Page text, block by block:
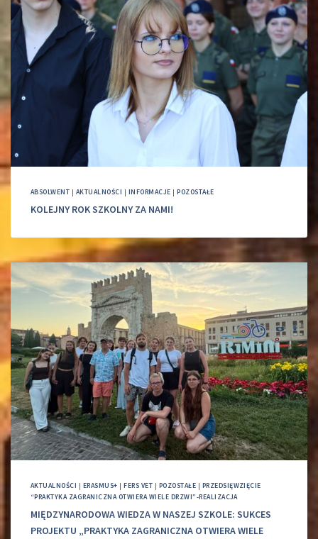
ABSOLWENT | AKTUALNOŚCI | INFORMACJE |POZOSTAŁE
KOLEJNY ROK SZKOLNY ZA NAMI!
AKTUALNOŚCI | ERASMUS+ |FERS VET | POZOSTAŁE | PRZEDSIĘWZIĘCIE
“PRAKTYKA ZAGRANICZNA OTWIERA WIELE DRZWI”-REALIZACJA
MIĘDZYNARODOWA WIEDZA W NASZEJ SZKOLE: SUKCES
PROJEKTU „PRAKTYKA ZAGRANICZNA OTWIERA WIELE